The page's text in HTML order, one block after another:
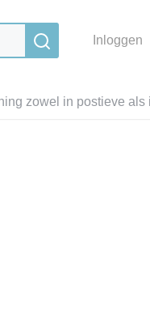
Inloggen
zowel in postieve als